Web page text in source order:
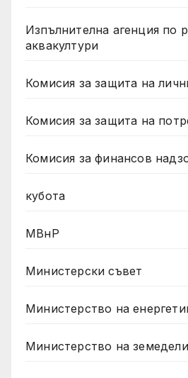
Изпълнителна агенция по
аквакултури
Комисия за защита на
Комисия за защита на
Комисия за финансов
кубота
МВнР
Министерски съвет
Министерство на
Министерство на